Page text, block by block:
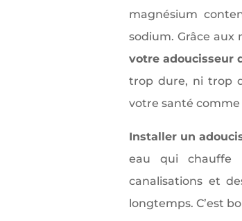
magnésium
sodium. Grâce
votre adoucisseur
trop dure, ni trop
votre santé comme
Installer un
eau qui chauffe
canalisations et
longtemps. C’est